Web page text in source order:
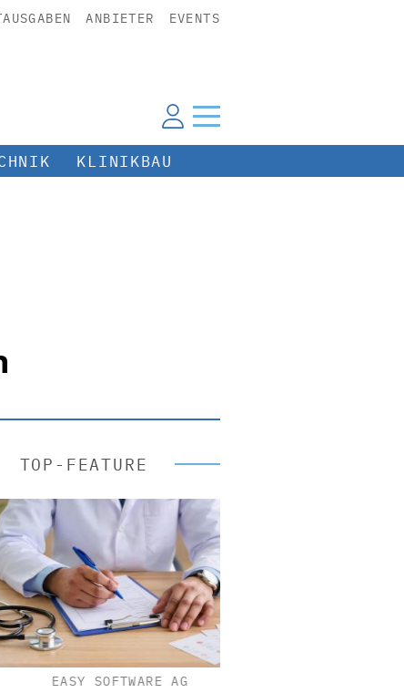
ANBIETER EVENTS
KLINIKBAU
TOP-FEATURE
EASY SOFTWARE AG